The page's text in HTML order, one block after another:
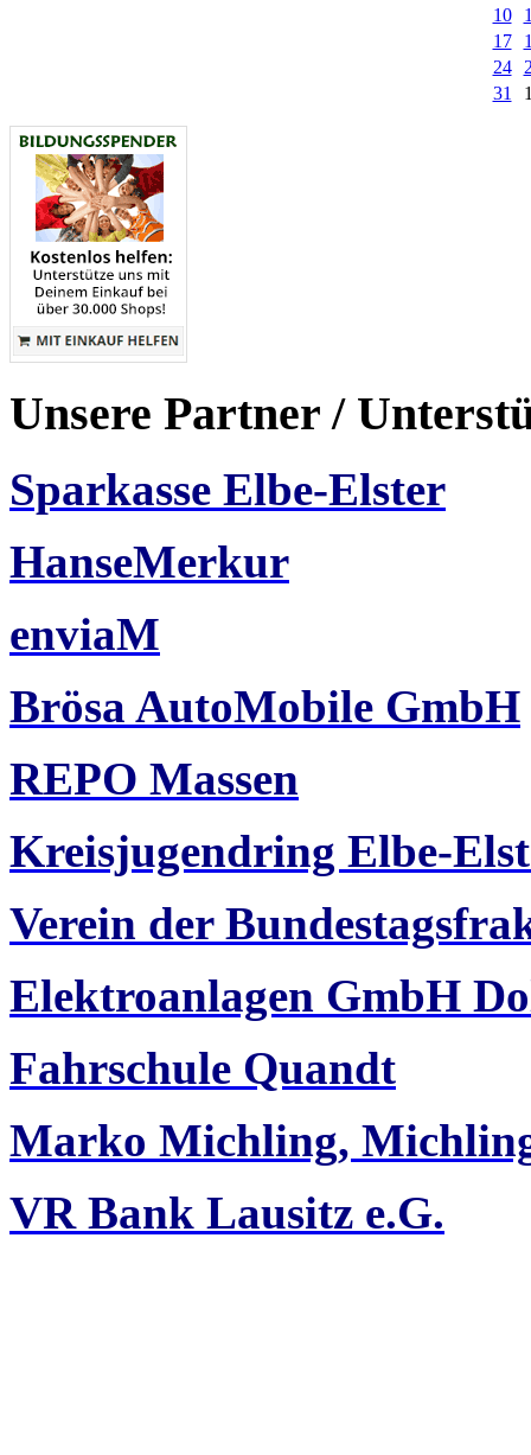
10
17
24
31
Unsere Partner /
Sparkasse Elbe-Elster
HanseMerkur
enviaM
Brösa AutoMobile GmbH
REPO Massen
Kreisjugendring Elbe-
Verein der
Elektroanlagen GmbH
Fahrschule Quandt
Marko Michling,
VR Bank Lausitz e.G.